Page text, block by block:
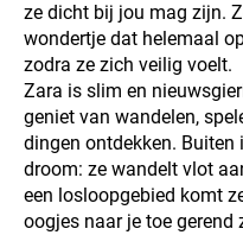
ze dicht bij jou mag zijn.
wondertje dat helemaal
zodra ze zich veilig voelt.
Zara is slim en
geniet van wandelen,
dingen ontdekken. Buiten
droom: ze wandelt vlot
een losloopgebied komt
oogjes naar je toe gerend